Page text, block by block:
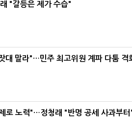
"갈등은 제가 수습"
대 말라"…민주 최고위원 계파 다툼 격
로 노력"…정청래 "반명 공세 사과부터